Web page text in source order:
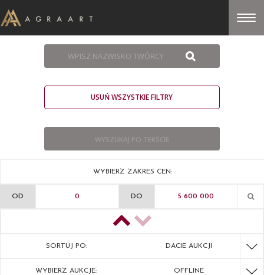
USUŃ WSZYSTKIE FILTRY
WYBIERZ ZAKRES CEN:
OD DO
SORTUJ PO: DACIE AUKCJI
WYBIERZ AUKCJE: OFFLINE